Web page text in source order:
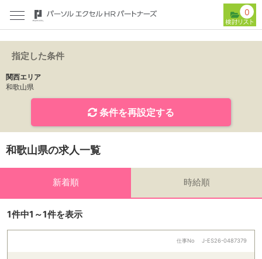
0
指定した条件
関西エリア
和歌山県
条件を再設定する
和歌山県の求人一覧
新着順 時給順
1件中1～1件を表示
仕事No J-ES26-0487379